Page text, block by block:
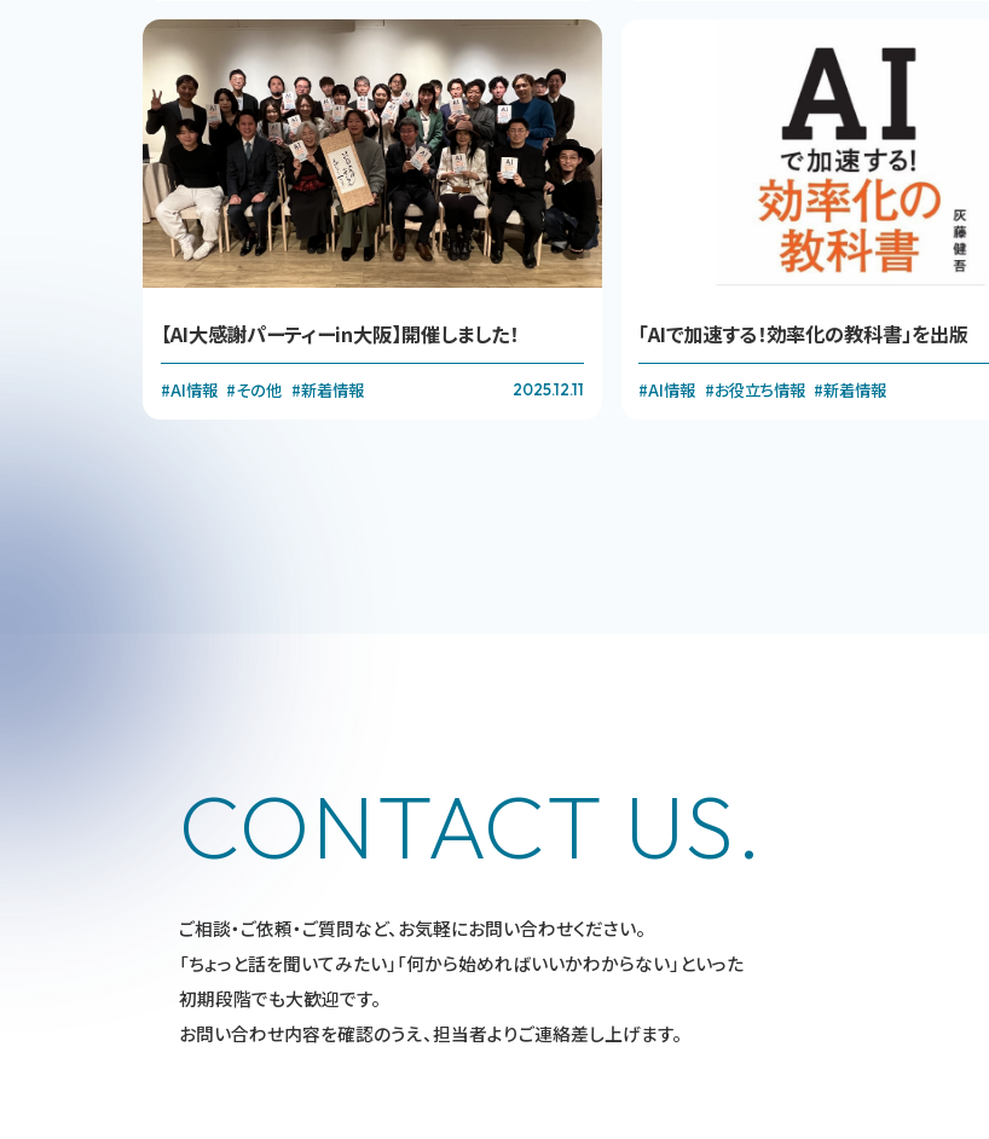
【AI大感謝パーティーin大阪】開催しました！
#AI情報 #その他 #新着情報 2025.12.11
「AIで加速する！効率化の教科書」を出版
#AI情報 #お役立ち情報 #新着情報
CONTACT US.
ご相談・ご依頼・ご質問など、 お気軽にお問い合わせください。
「ちょっと話を聞いてみたい」「何から始めればいいかわからない」といった
初期段階でも大歓迎です。
お問い合わせ内容を確認のうえ、担当者よりご連絡差し上げます。